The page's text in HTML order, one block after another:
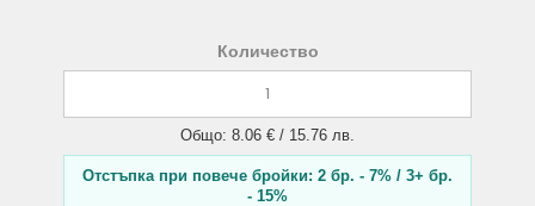
Количество
Общо: 8.06 € / 15.76 лв.
Отстъпка при повече бройки: 2 бр. - 7% / 3+ бр.
- 15%